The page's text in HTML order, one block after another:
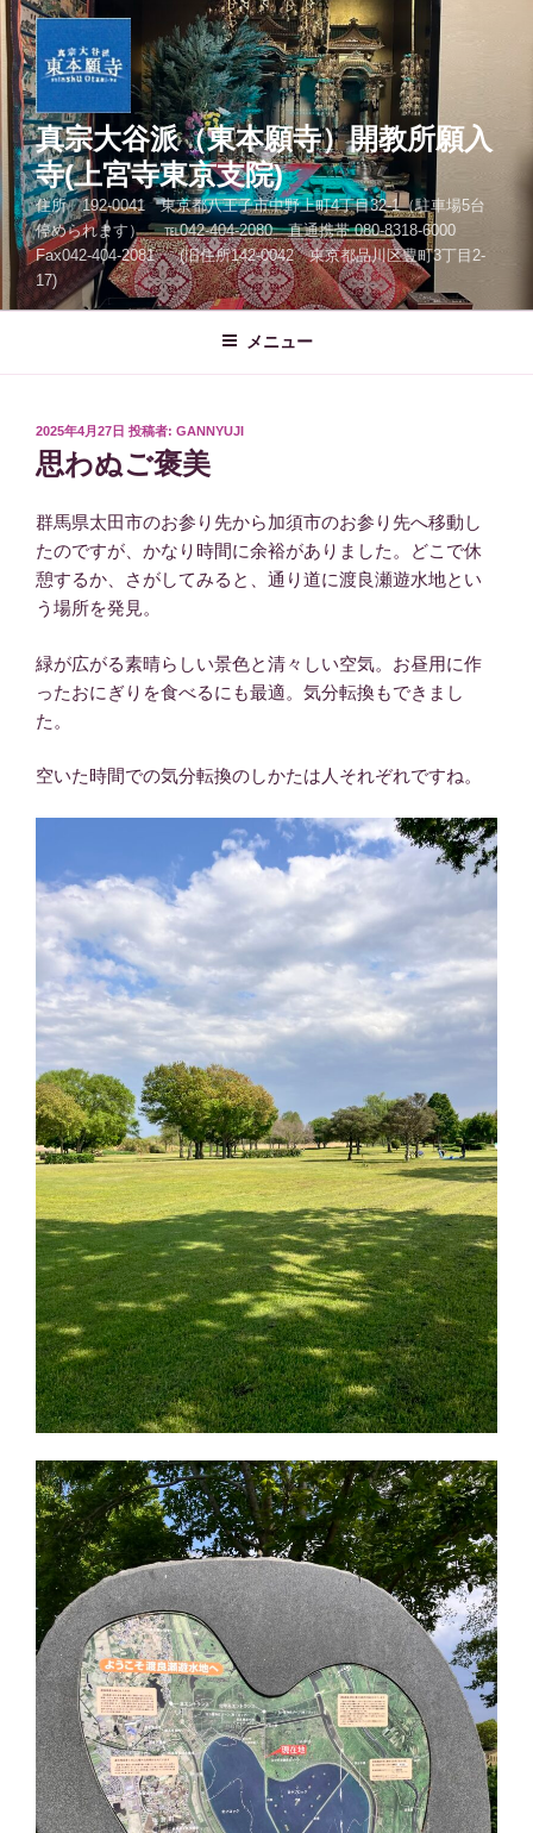
コ
ン
テ
ン
へ
ス
キ
ッ
プ
真宗大谷派（東本願寺）開教所願入
寺(上宮寺東京支院)
住所 192-0041 東京都八王子市中野上町4丁目32-1（駐車場5台
停められます） ℡042-404-2080 直通携帯 080-8318-6000
Fax042-404-2081 (旧住所142-0042 東京都品川区豊町3丁目2-
17)
メニュー
投
稿
日:
2025年4月27日 投稿者: GANNYUJI
思わぬご褒美
群馬県太田市のお参り先から加須市のお参り先へ移動し
たのですが、かなり時間に余裕がありました。どこで休
憩するか、さがしてみると、通り道に渡良瀬遊水地とい
う場所を発見。
緑が広がる素晴らしい景色と清々しい空気。お昼用に作
ったおにぎりを食べるにも最適。気分転換もできまし
た。
空いた時間での気分転換のしかたは人それぞれですね。